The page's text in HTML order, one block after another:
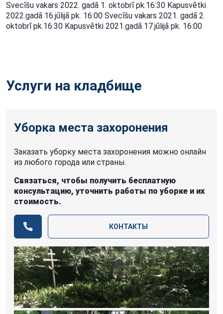
Svecīšu vakars 2022. gadā 1. oktobrī pk.16:30 Kapusvētki
2022.gadā 16.jūlijā pk. 16:00 Svecīšu vakars 2021. gadā 2.
oktobrī pk.16:30 Kapusvētki 2021.gadā 17.jūlijā pk. 16:00
Услуги на кладбище
Уборка места захоронения
Заказать уборку места захоронения можно онлайн
из любого города или страны.
Связаться, чтобы получить бесплатную
консультацию, уточнить работы по уборке и их
стоимость.
КОНТАКТЫ